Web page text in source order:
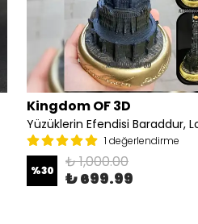
Kingdom OF 3D
1 değerlendirme
%30 ₺ 1,000.00
₺ 699.99